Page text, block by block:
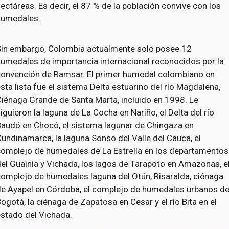
Es decir, el 87 % de la población convive con los
embargo, Colombia actualmente solo posee 12
de importancia internacional reconocidos por la
de Ramsar. El primer humedal colombiano en
lista fue el sistema Delta estuarino del río Magdalena,
Grande de Santa Marta, incluido en 1998. Le
la laguna de La Cocha en Nariño, el Delta del río
en Chocó, el sistema lagunar de Chingaza en
la laguna Sonso del Valle del Cauca, el
de humedales de La Estrella en los departamentos
Guainía y Vichada, los lagos de Tarapoto en Amazonas,
de humedales laguna del Otún, Risaralda, ciénaga
Ayapel en Córdoba, el complejo de humedales urbanos
la ciénaga de Zapatosa en Cesar y el río Bita en el
del Vichada.